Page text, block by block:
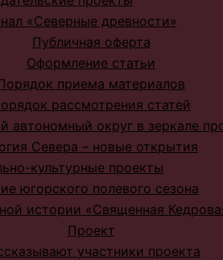
«Северные древности»
Публичная оферта
Оформление статьи
приема материалов
рассмотрения статей
автономный округ в зеркале
Севера – новые открытия
культурные проекты
югорского полевого сезона
истории «Священная
Проект
участники проекта